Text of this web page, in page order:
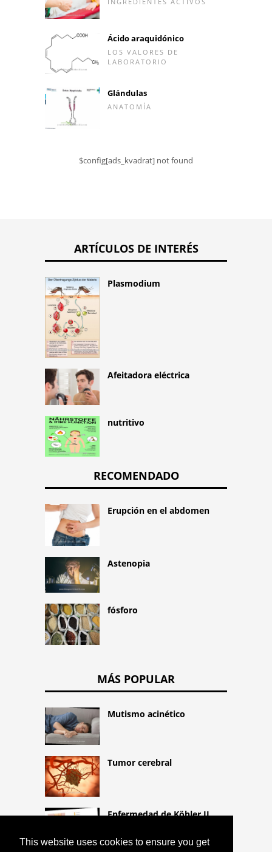
This website uses cookies to ensure you get
Ácido araquidónico
LOS VALORES DE
LABORATORIO
Glándulas
ANATOMÍA
$config[ads_kvadrat] not found
ARTÍCULOS DE INTERÉS
Plasmodium
Afeitadora eléctrica
nutritivo
RECOMENDADO
Erupción en el abdomen
Astenopia
fósforo
MÁS POPULAR
Mutismo acinético
Tumor cerebral
Enfermedad de Köhler II